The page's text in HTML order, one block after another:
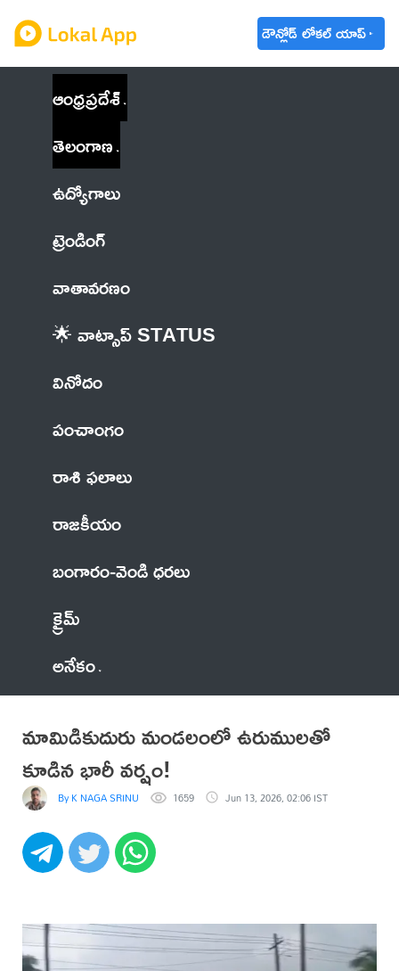
డౌన్లోడ్ లోకల్ యాప్
ఆంధ్రప్రదేశ్
తెలంగాణ
ఉద్యోగాలు
ట్రెండింగ్
వాతావరణం
🌟 వాట్సాప్ STATUS
వినోదం
పంచాంగం
రాశి ఫలాలు
రాజకీయం
బంగారం-వెండి ధరలు
క్రైమ్
అనేకం
మామిడికుదురు మండలంలో ఉరుములతో
కూడిన భారీ వర్షం!
By K NAGA SRINU 1659 Jun 13, 2026, 02:06 IST